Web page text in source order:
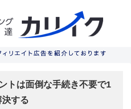
トは面倒な手続き不要で1
する